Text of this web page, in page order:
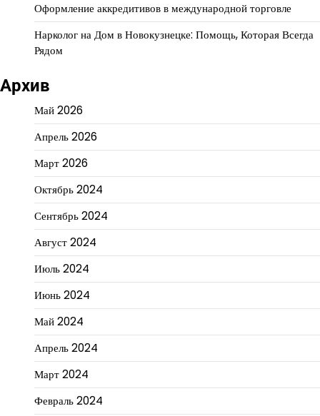
Оформление аккредитивов в международной торговле
Нарколог на Дом в Новокузнецке: Помощь, Которая Всегда
Рядом
Архив
Май 2026
Апрель 2026
Март 2026
Октябрь 2024
Сентябрь 2024
Август 2024
Июль 2024
Июнь 2024
Май 2024
Апрель 2024
Март 2024
Февраль 2024